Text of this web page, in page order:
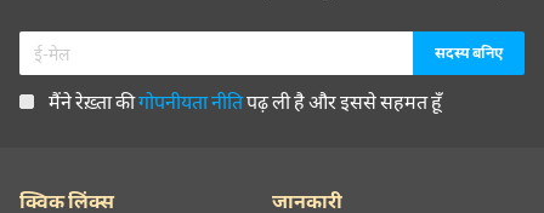
मैंने रेख़्ता कीगोपनीयता नीतिपढ़ ली है और इससे सहमत हूँ
क्विक लिंक्स जानकारी